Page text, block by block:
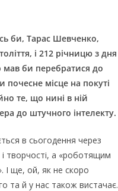
би, Тарас Шевченко,
і 212 річницю з дня
мав би перебратися до
почесне місце на покуті
те, що нині в ній
до штучного інтелекту.
в сьогодення через
творчості, а «роботящим
І ще, ой, як не скоро
та й у нас також вистачає.